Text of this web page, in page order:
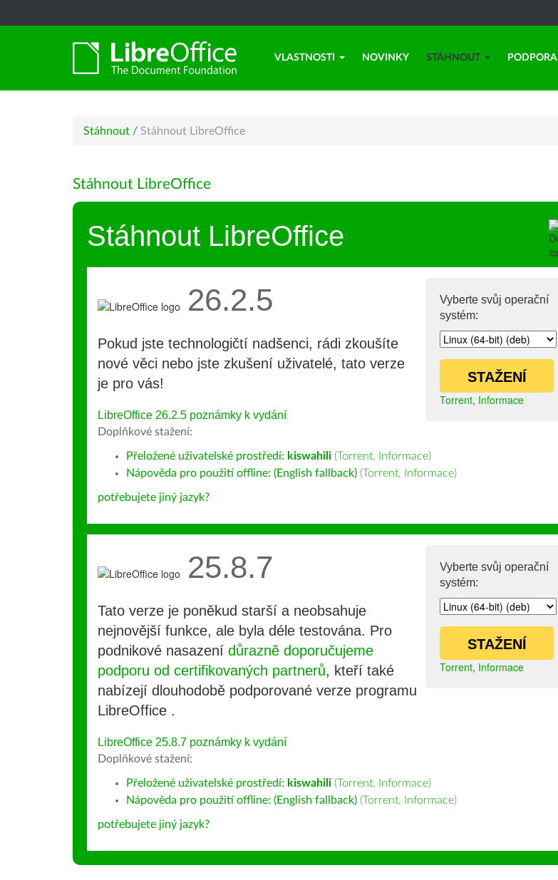
VLASTNOSTI NOVINKY STÁHNOUT PODPORA
Stáhnout / Stáhnout LibreOffice
Stáhnout LibreOffice
Stáhnout LibreOffice
Vyberte svůj operační
systém:
STAŽENÍ
Torrent, Informace
26.2.5
Pokud jste technologičtí nadšenci, rádi zkoušíte
nové věci nebo jste zkušení uživatelé, tato verze
je pro vás!
LibreOffice 26.2.5 poznámky k vydání
Doplňkové stažení:
Přeložené uživatelské prostředí: kiswahili (Torrent, Informace)
Nápověda pro použití offline: (English fallback) (Torrent, Informace)
potřebujete jiný jazyk?
Vyberte svůj operační
systém:
STAŽENÍ
Torrent, Informace
25.8.7
Tato verze je poněkud starší a neobsahuje
nejnovější funkce, ale byla déle testována. Pro
podnikové nasazení důrazně doporučujeme
podporu od certifikovaných partnerů, kteří také
nabízejí dlouhodobě podporované verze programu
LibreOffice .
LibreOffice 25.8.7 poznámky k vydání
Doplňkové stažení:
Přeložené uživatelské prostředí: kiswahili (Torrent, Informace)
Nápověda pro použití offline: (English fallback) (Torrent, Informace)
potřebujete jiný jazyk?